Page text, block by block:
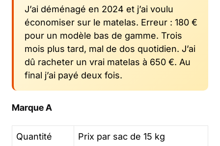
J’ai déménagé en 2024 et j’ai voulu
économiser sur le matelas. Erreur : 180 €
pour un modèle bas de gamme. Trois
mois plus tard, mal de dos quotidien. J’ai
dû racheter un vrai matelas à 650 €. Au
final j’ai payé deux fois.
Marque A
Quantité Prix par sac de 15 kg